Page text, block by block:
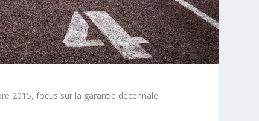
2015, focus sur la garantie décennale.